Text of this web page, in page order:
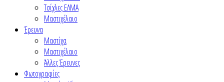
Τσίχλες ΕΛΜΑ
Μαστιχέλαιο
Έρευνα
Μαστίχα
Μαστιχέλαιο
Άλλες Έρευνες
Φωτογραφίες